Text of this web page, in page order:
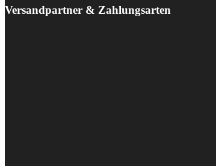
Versandpartner & Zahlungsarten